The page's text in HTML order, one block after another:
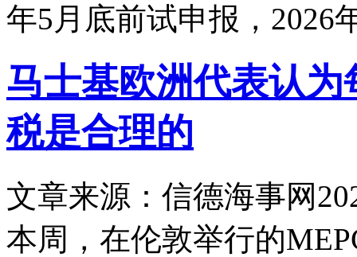
年5月底前试申报，2026
马士基欧洲代表认
税是合理的
文章来源：信德海事网
本周，在伦敦举行的